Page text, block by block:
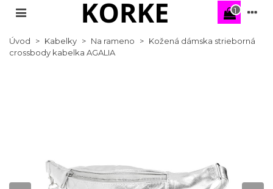
1
Úvod > Kabelky > Na rameno > Kožená dámska strieborná
crossbody kabelka AGALIA